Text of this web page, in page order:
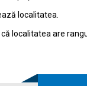
localitatea.
localitatea are